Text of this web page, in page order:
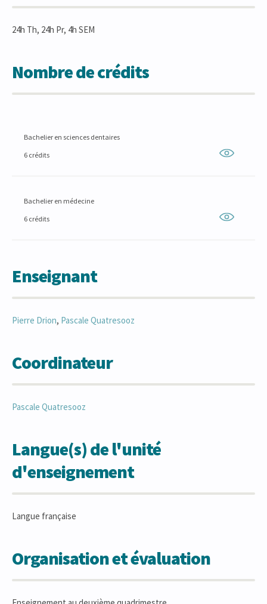
24h Th, 24h Pr, 4h SEM
Nombre de crédits
Bachelier en sciences dentaires
6 crédits
Bachelier en médecine
6 crédits
Enseignant
Pierre Drion, Pascale Quatresooz
Coordinateur
Pascale Quatresooz
Langue(s) de l'unité
d'enseignement
Langue française
Organisation et évaluation